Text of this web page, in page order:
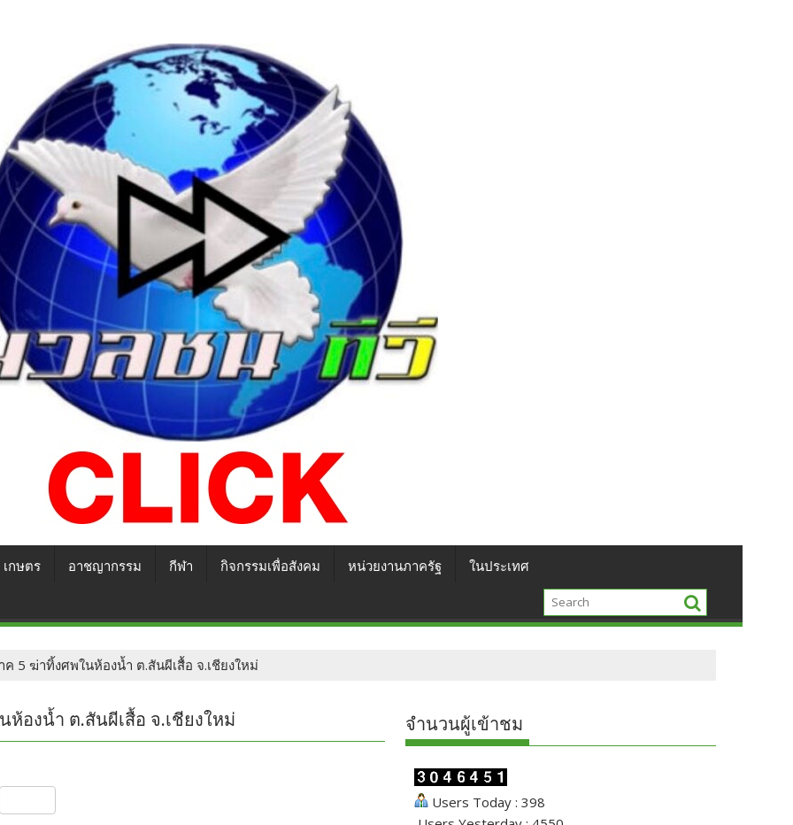
เกษตร อาชญากรรม กีฬา กิจกรรมเพื่อสังคม หน่วยงานภาครัฐ ในประเทศ
5 ฆ่าทิ้งศพในห้องน้ำ ต.สันผีเสื้อ จ.เชียงใหม่
องน้ำ ต.สันผีเสื้อ จ.เชียงใหม่ จำนวนผู้เข้าชม
Users Today : 398